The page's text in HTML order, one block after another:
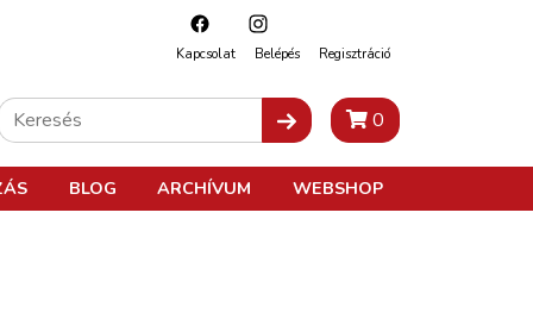
Kapcsolat Belépés Regisztráció
0
BLOG ARCHÍVUM WEBSHOP